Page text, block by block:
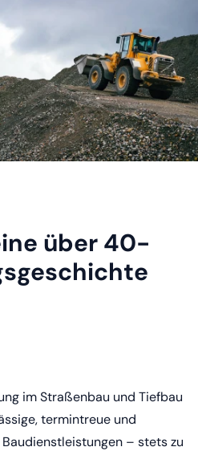
über 40-
im Straßenbau und Tiefbau
termintreue und
– stets zu